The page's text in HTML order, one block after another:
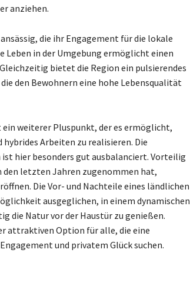
anziehen.
die ihr Engagement für die lokale
Leben in der Umgebung ermöglicht einen
bietet die Region ein pulsierendes
den Bewohnern eine hohe Lebensqualität
weiterer Pluspunkt, der es ermöglicht,
Arbeiten zu realisieren. Die
hier besonders gut ausbalanciert. Vorteilig
den letzten Jahren zugenommen hat,
Die Vor- und Nachteile eines ländlichen
ausgeglichen, in einem dynamischen
die Natur vor der Haustür zu genießen.
attraktiven Option für alle, die eine
und privatem Glück suchen.